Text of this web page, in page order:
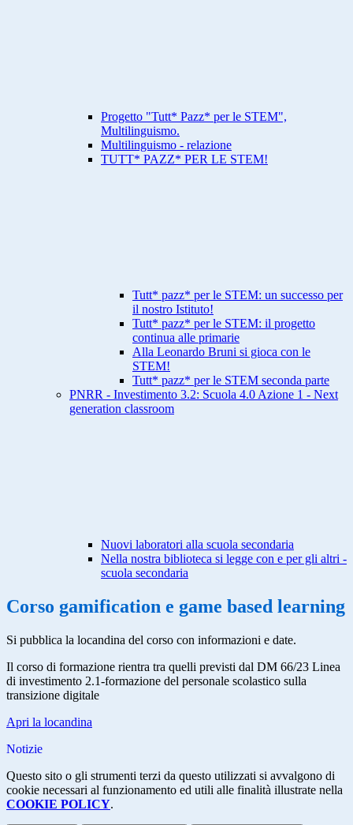
Progetto "Tutt* Pazz* per le STEM",
Multilinguismo.
Multilinguismo - relazione
TUTT* PAZZ* PER LE STEM!
Tutt* pazz* per le STEM: un successo per
il nostro Istituto!
Tutt* pazz* per le STEM: il progetto
continua alle primarie
Alla Leonardo Bruni si gioca con le
STEM!
Tutt* pazz* per le STEM seconda parte
PNRR - Investimento 3.2: Scuola 4.0 Azione 1 - Next
generation classroom
Nuovi laboratori alla scuola secondaria
Nella nostra biblioteca si legge con e per gli altri -
scuola secondaria
Corso gamification e game based learning
Si pubblica la locandina del corso con informazioni e date.
Il corso di formazione rientra tra quelli previsti dal DM 66/23 Linea
di investimento 2.1-formazione del personale scolastico sulla
transizione digitale
Apri la locandina
Notizie
Questo sito o gli strumenti terzi da questo utilizzati si avvalgono di
cookie necessari al funzionamento ed utili alle finalità illustrate nella
COOKIE POLICY.